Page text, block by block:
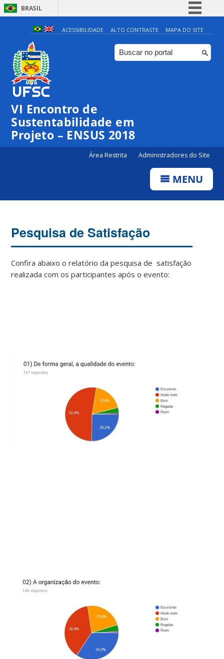
BRASIL
Simplifique!
Comunica BR
Participe
ACESSIBILIDADE ALTO CONTRASTE MAPA DO SITE
VI Encontro de
Sustentabilidade em
Projeto – ENSUS 2018
Área Restrita Administradores do Site
MENU
Pesquisa de Satisfação
Confira abaixo o relatório da pesquisa de satisfação
realizada com os participantes após o evento: